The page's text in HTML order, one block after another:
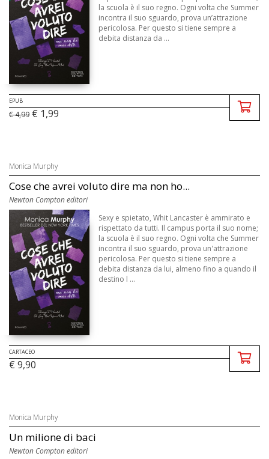
la scuola è il suo regno. Ogni volta che Summer
incontra il suo sguardo, prova un’attrazione
pericolosa. Per questo si tiene sempre a
debita distanza da ...
EPUB
€ 4,99 € 1,99
Monica Murphy
Cose che avrei voluto dire ma non ho...
Newton Compton editori
Sexy e spietato, Whit Lancaster è ammirato e
rispettato da tutti. Il campus porta il suo nome;
la scuola è il suo regno. Ogni volta che Summer
incontra il suo sguardo, prova un'attrazione
pericolosa. Per questo si tiene sempre a
debita distanza da lui, almeno fino a quando il
destino l ...
CARTACEO
€ 9,90
Monica Murphy
Un milione di baci
Newton Compton editori